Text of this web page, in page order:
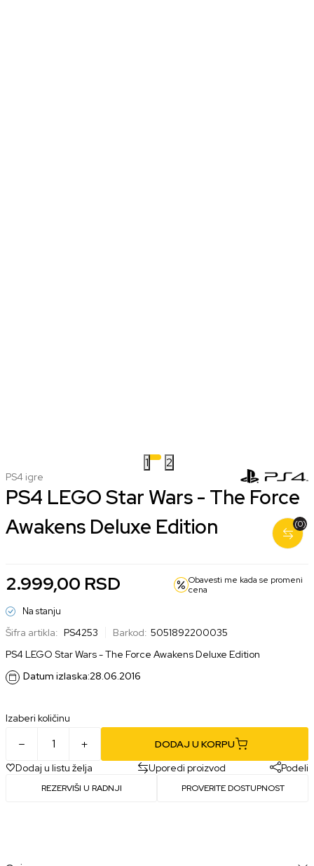
1 2
PS4 igre
PS4 LEGO Star Wars - The Force
Awakens Deluxe Edition
2.999,00 RSD
Obavesti me kada se promeni
cena
Na stanju
Šifra artikla: PS4253 Barkod: 5051892200035
PS4 LEGO Star Wars - The Force Awakens Deluxe Edition
Datum izlaska:28.06.2016
Izaberi količinu
DODAJ U KORPU
Dodaj u listu želja
Uporedi proizvod Podeli
REZERVIŠI U RADNJI PROVERITE DOSTUPNOST
(0)